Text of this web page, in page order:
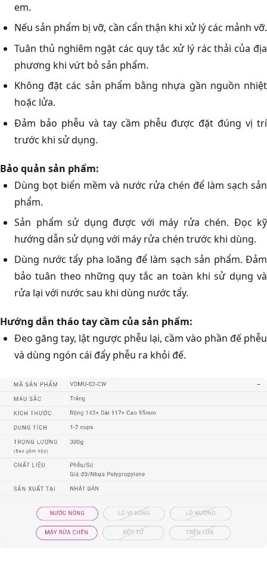
em.
Nếu sản phẩm bị vỡ, cần cẩn thận khi xử lý các mảnh vỡ.
Tuân thủ nghiêm ngặt các quy tắc xử lý rác thải của địa
phương khi vứt bỏ sản phẩm.
Không đặt các sản phẩm bằng nhựa gần nguồn nhiệt
hoặc lửa.
Đảm bảo phễu và tay cầm phễu được đặt đúng vị trí
trước khi sử dụng.
Bảo quản sản phẩm:
Dùng bọt biển mềm và nước rửa chén để làm sạch sản
phẩm.
Sản phẩm sử dụng được với máy rửa chén. Đọc kỹ
hướng dẫn sử dụng với máy rửa chén trước khi dùng.
Dùng nước tẩy pha loãng để làm sạch sản phẩm. Đảm
bảo tuân theo những quy tắc an toàn khi sử dụng và
rửa lại với nước sau khi dùng nước tẩy.
Hướng dẫn tháo tay cầm của sản phẩm:
Đeo găng tay, lật ngược phễu lại, cầm vào phần đế phễu
và dùng ngón cái đẩy phễu ra khỏi đế.